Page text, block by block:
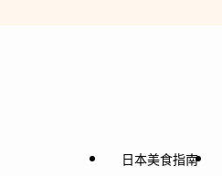
日本美食指南